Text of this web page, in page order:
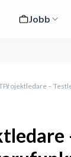
Jobb
Projektledare –